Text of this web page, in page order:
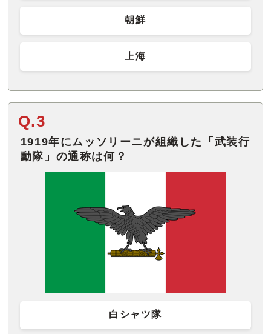
朝鮮
上海
Q.3
1919年にムッソリーニが組織した「武装行
動隊」の通称は何？
白シャツ隊